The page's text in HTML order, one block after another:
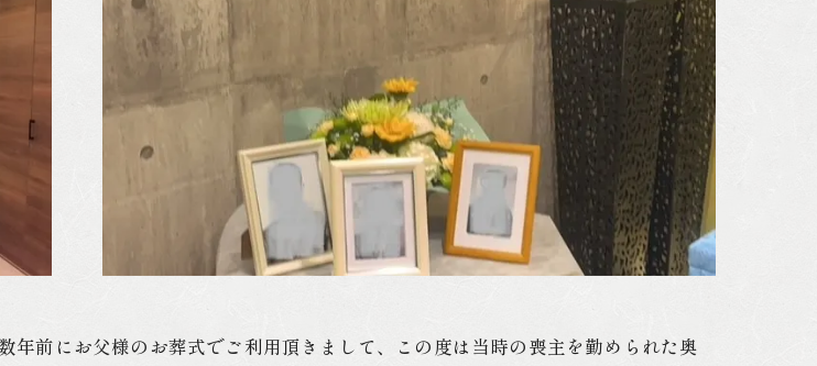
前にお父様のお葬式でご利用頂きまして、この度は当時の喪主を勤められた奥